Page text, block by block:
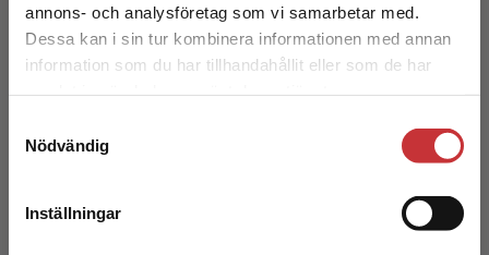
annons- och analysföretag som vi samarbetar med.
Dessa kan i sin tur kombinera informationen med annan
information som du har tillhandahållit eller som de har
Nödvändig
Inställningar
Det verkar som att du besöker
studentlitteratur.se via en enhet utanför Sverige.
Vi erbjuder inte leveranser utanför Sverige. För
att kunna slutföra ett köp måste